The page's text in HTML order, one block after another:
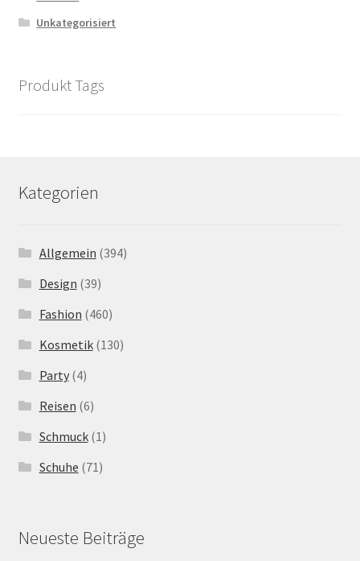
Unkategorisiert
Produkt Tags
Kategorien
Allgemein (394)
Design (39)
Fashion (460)
Kosmetik(130)
Party(4)
Reisen (6)
Schmuck(1)
Schuhe (71)
Neueste Beiträge